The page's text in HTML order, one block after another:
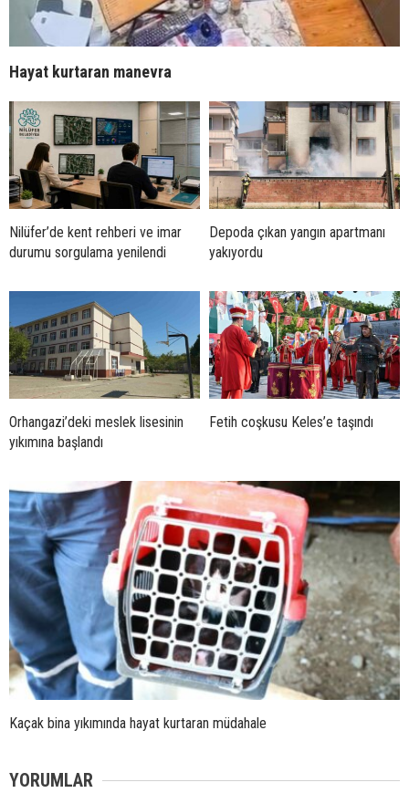
Hayat kurtaran manevra
Nilüfer’de kent rehberi ve imar
durumu sorgulama yenilendi
Depoda çıkan yangın apartmanı
yakıyordu
Orhangazi’deki meslek lisesinin
yıkımına başlandı
Fetih coşkusu Keles’e taşındı
Kaçak bina yıkımında hayat kurtaran müdahale
YORUMLAR